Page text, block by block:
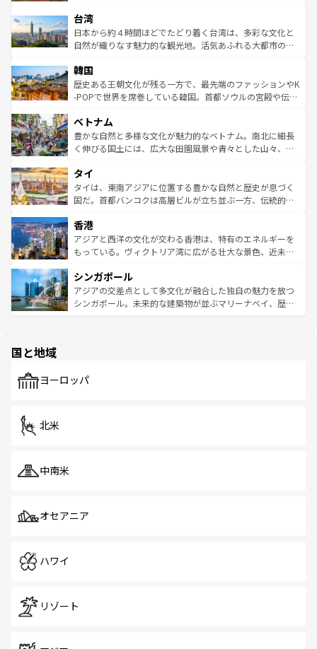
ならではの贅沢な旅のスタイルだ。 なお、新着のアメリカ
情報はコンテンツ一覧を参照してほしい。
れるおもてなしの心で訪れる人々を迎えてくれるハワイの
人々、おいしいローカルフードやハワイアンミュージッ
ク、伝統的なフラダンスなど、すべてがハワイの魅力を彩
ワイを、存分に味わってほしい。 なお、新着のハワイ情報
はコンテンツ一覧を参照してほしい。
リアリーフや大陸中央部にそびえるウルル（エアーズロッ
ク）、タスマニアの美しい原生林やケアンズの熱帯雨林な
ど、見どころがたくさん。また、カフェやワイン、オージ
いる。アクティビティも充実しており、サーフィンやダイ
ビング、ハイキングなど、アウトドア好きにはたまらな
い。オーストラリアの多彩な魅力を存分に味わいつくそ
参照してほしい。
台湾
日本から約４時間ほどでたどり着く台湾は、多彩な文化と
自然が織りなす魅力的な観光地。活気あふれる大都市の台
ン）、静ひつな山岳地帯である台湾東部など、都市の喧騒
と山間の静けさが共存しており、訪れる人に新しい発見と
驚きをもたらしてくれる。また、奥深い台湾の食文化も魅
容にもいいと評判のスイーツなど、バラエティ豊かな料理
が味わえる。 なお、新着の台湾情報は コンテンツ一覧を参
照してほしい。
韓国
歴史ある王朝文化が残る一方で、最先端のファッションやK
-POPで世界を席巻している韓国。首都ソウルの宮殿や伝統
き、地方に足を延ばせば四季折々の自然美を楽しむことが
できる。そして、キムチや焼肉、絶品のストリートフード
まで、さまざまな韓国料理が待っている。夜には、韓国な
リティに包まれながら、韓国の多彩な魅力を心ゆくまで味
わってみてほしい。 なお、新着の韓国情報はコンテンツ一
覧を参照してほしい。
ベトナム
豊かな自然と多様な文化が魅力的なベトナム。南北に細長
く伸びる国土には、広大な田園風景や青々とした山々、世
急速な発展と共に伝統が息づく。ハノイの古い町並みやホ
ーチミン市のフランス統治時代の建物も、独特の雰囲気を
醸し出している。また、バラエティの豊かさとおいしさで
とつ。フォーやバインミー、ベトナムコーヒーなどは、ぜ
ひ現地で味わいたい。どの地域を訪れてもあたたかい人々
が旅行者を迎えてくれるので、きっと忘れられない旅にな
参照してほしい。
タイ
タイは、東南アジアに位置する豊かな自然と歴史が息づく
国だ。首都バンコクは高層ビルが立ち並ぶ一方、伝統的な
の活気が交差している。北部ではチェンマイなどの山岳地
帯で自然と触れ合い、南部ではプーケットやクラビの美し
いビーチでリゾート気分を楽しむことができる。タイ料理
激する。気候は一年中温暖で、どの季節にも異なる楽しみ
が待っている。親しみやすいタイの人々、仏教を中心とし
た文化、そして多様な観光資源が、訪れる旅人を魅了し続
香港
アジアと西洋の文化が交わる香港は、特有のエネルギーを
もっている。ヴィクトリア湾に広がる壮大な景色、近未来
み、どこを訪れても感動するはず。観光スポットが密集し
ており、効率よく見どころを回れるのも魅力。息をのむよ
うな絶景から文化的な体験まで、香港を存分に楽しみ尽く
シンガポール
アジアの交差点として多文化が融合した独自の魅力を放つ
シンガポール。未来的な建築物が並ぶマリーナベイ、歴史
で、ホーカーズは地元の風情を楽しめる外せないスポット
国と地域
ヨーロッパ
北米
中南米
オセアニア
ハワイ
リゾート